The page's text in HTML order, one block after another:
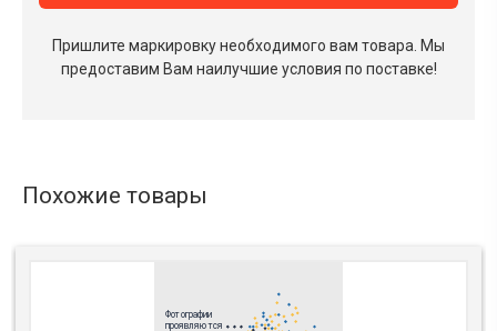
Пришлите маркировку необходимого вам товара. Мы
предоставим Вам наилучшие условия по поставке!
Похожие товары